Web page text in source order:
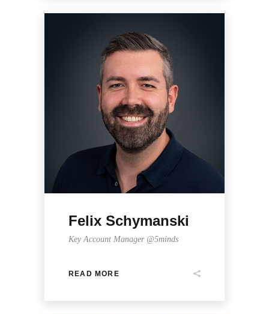
Felix Schymanski
Key Account Manager @5minds
READ MORE